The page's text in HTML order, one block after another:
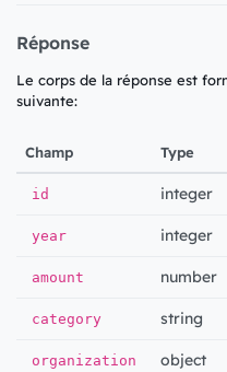
Réponse
Le corps de la réponse est
suivante:
Champ Type
id integer
year integer
amount number
category string
organization object